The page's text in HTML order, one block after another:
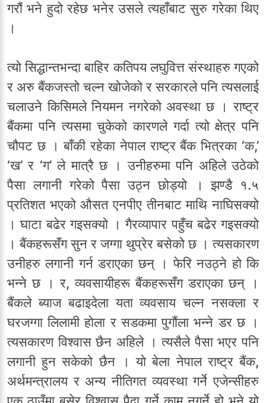
गरौं भने हुदो रहेछ भनेर उसले त्यहाँबाट सुरु गरेका थिए
।
त्यो सिद्धान्तभन्दा बाहिर कतिपय लघुवित्त संस्थाहरु गएको
र अरु बैंकजस्तो चल्न खोजेको र सरकारले पनि त्यसलाई
चलाउने किसिमले नियमन नगरेको अवस्था छ । राष्ट्र
बैंकमा पनि त्यसमा चुकेको कारणले गर्दा त्यो क्षेत्र पनि
चौपट छ । बाँकी रहेका नेपाल राष्ट्र बैंक भित्रका ‘क,’
‘ख’ र ‘ग’ ले मात्रै छ । उनीहरुमा पनि अहिले उठेको
पैसा लगानी गरेको पैसा उठ्न छोड्यो । झण्डै १.५
प्रतिशत भएको औसत एनपीए तीनबाट माथि नाघिसक्यो
। घाटा बढेर गइसक्यो । गैरव्यापार पहुँच बढेर गइसक्यो
। बैंकहरूसँग सुन र जग्गा थुप्रेर बसेको छ । त्यसकारण
उनीहरु लगानी गर्न डराएका छन् । फेरि नउठ्ने हो कि
भन्ने छ । र, व्यवसायीहरू बैंकहरूसँग डराएका छन् ।
बैंकले ब्याज बढाइदेला यता व्यवसाय चल्न नसक्ला र
घरजग्गा लिलामी होला र सडकमा पुगौंला भन्ने डर छ ।
त्यसकारण विश्वास छैन अहिले । त्यसैले पैसा भएर पनि
लगानी हुन सकेको छैन । यो बेला नेपाल राष्ट्र बैंक,
अर्थमन्त्रालय र अन्य नीतिगत व्यवस्था गर्ने एजेन्सीहरु